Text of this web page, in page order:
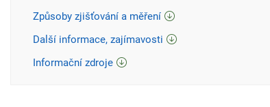
Způsoby zjišťování a měření
Další informace, zajímavosti
Informační zdroje